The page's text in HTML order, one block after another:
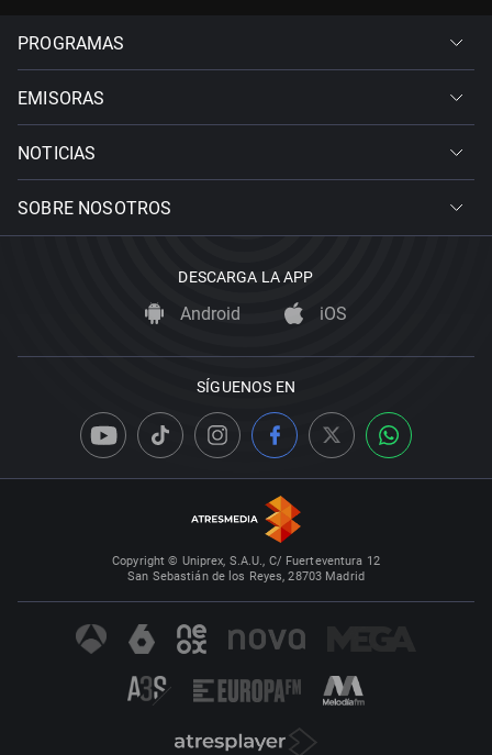
PROGRAMAS
EMISORAS
NOTICIAS
SOBRE NOSOTROS
DESCARGA LA APP
Android iOS
SÍGUENOS EN
Copyright © Uniprex, S.A.U., C/ Fuerteventura 12
San Sebastián de los Reyes, 28703 Madrid